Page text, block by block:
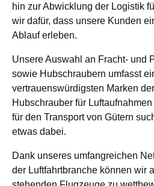
hin zur Abwicklung der Logistik
wir dafür, dass unsere Kunden
Ablauf erleben.
Unsere Auswahl an Fracht- und
sowie Hubschraubern umfasst
vertrauenswürdigsten Marken
Hubschrauber für
für den Transport von Gütern
etwas dabei.
Dank unseres umfangreichen
der Luftfahrtbranche können wir